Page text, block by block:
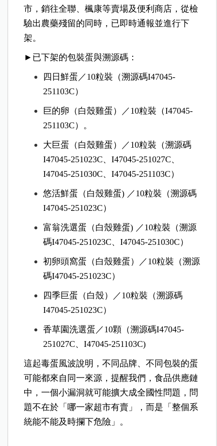
市，銷往全聯、楓康等賣場及便利商店，從檢
驗出農藥殘留的同時，已即時通報並進行下
架。
►已下架的包裝蛋與溯源碼：
四日鮮蛋／10粒裝（溯源碼I47045-
251103C）
巨的卵（白殼雞蛋）／10粒裝（I47045-
251103C）。
大巨蛋（白殼雞蛋）／10粒裝（溯源碼
I47045-251023C、I47045-251027C、
I47045-251030C、I47045-251103C）
悠活鮮蛋（白殼雞蛋) ／10粒裝（溯源碼
I47045-251023C）
富翁洗選蛋（白殼雞蛋) ／10粒裝（溯源
碼I47045-251023C、I47045-251030C）
初卵頭窩蛋（白殼雞蛋）／10粒裝（溯源
碼I47045-251023C）
四季巨蛋（白殼）／10粒裝（溯源碼
I47045-251023C）
香草園洗選蛋／10顆（溯源碼I47045-
251027C、I47045-251103C)
這起毒蛋風波說明，不同品牌、不同包裝的蛋
可能都來自同一來源，提醒我們，食品供應鏈
中，一個小漏洞就可能擴大成全國性問題，問
題不在於「哪一家超市有賣」，而是「整個系
統能不能及時攔下危險」。